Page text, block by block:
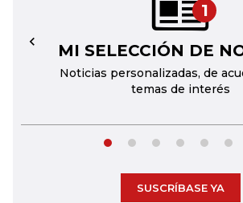
1
MI SELECCIÓN DE
Noticias personalizadas, de
temas de interés
←
SUSCRÍBASE YA